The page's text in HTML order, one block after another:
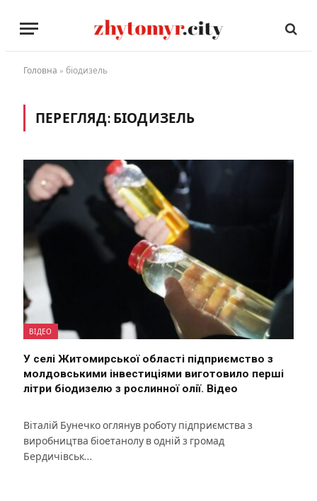
Головна » біодизель
ПЕРЕГЛЯД: БІОДИЗЕЛЬ
ВІДЕО
У селі Житомирської області підприємство з
молдовськими інвестиціями виготовило перші
літри біодизелю з рослинної олії. Відео
Віталій Бунечко оглянув роботу підприємства з
виробництва біоетанолу в одній з громад
Бердичівськ…